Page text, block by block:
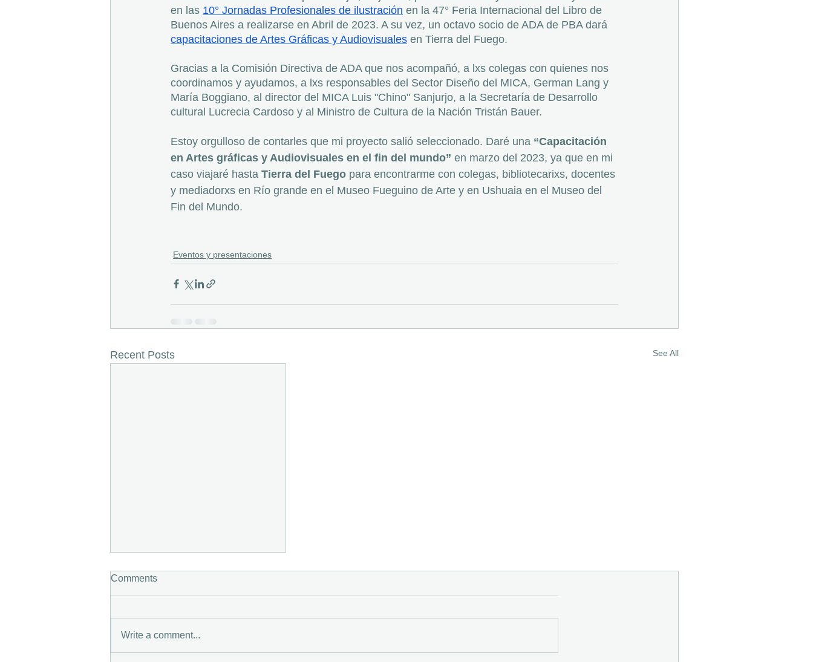
en las 10° Jornadas Profesionales de ilustración en la 47° Feria Internacional del Libro de
Buenos Aires a realizarse en Abril de 2023. A su vez, un octavo socio de ADA de PBA dará
capacitaciones de Artes Gráficas y Audiovisuales en Tierra del Fuego.
Gracias a la Comisión Directiva de ADA que nos acompañó, a lxs colegas con quienes nos
coordinamos y ayudamos, a lxs responsables del Sector Diseño del MICA, German Lang y
María Boggiano, al director del MICA Luis "Chino" Sanjurjo, a la Secretaría de Desarrollo
cultural Lucrecia Cardoso y al Ministro de Cultura de la Nación Tristán Bauer.
Estoy orgulloso de contarles que mi proyecto salió seleccionado. Daré una “Capacitación
en Artes gráficas y Audiovisuales en el fin del mundo” en marzo del 2023, ya que en mi
caso viajaré hasta Tierra del Fuego para encontrarme con colegas, bibliotecarixs, docentes
y mediadorxs en Río grande en el Museo Fueguino de Arte y en Ushuaia en el Museo del
Fin del Mundo.
Eventos y presentaciones
Recent Posts See All
Comments
Write a comment...